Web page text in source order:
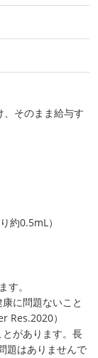
そのまま給与す
約0.5mL）
す。
に問題ないこと
Res.2020）
があります。長
題はありませんで